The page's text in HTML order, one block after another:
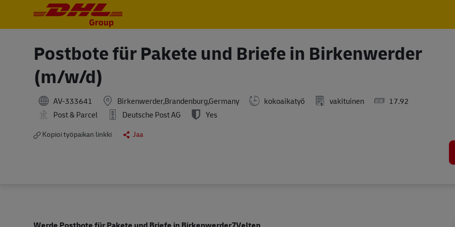
Postbote für Pakete und Briefe in Birkenwerder
(m/w/d)
AV-333641 Birkenwerder,Brandenburg,Germany kokoaikatyö vakituinen
17.92
Post & Parcel
Deutsche Post AG Yes
Kopioi työpaikan linkki
Jaa
Werde Postbote für Pakete und Briefe in Birkenwerder7Velten